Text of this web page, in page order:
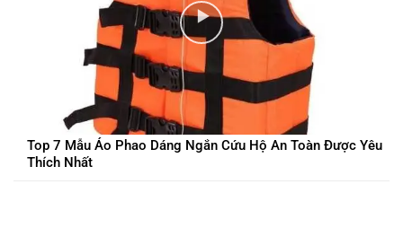
Top 7 Mẫu Áo Phao Dáng Ngắn Cứu Hộ An Toàn Được Yêu
Thích Nhất